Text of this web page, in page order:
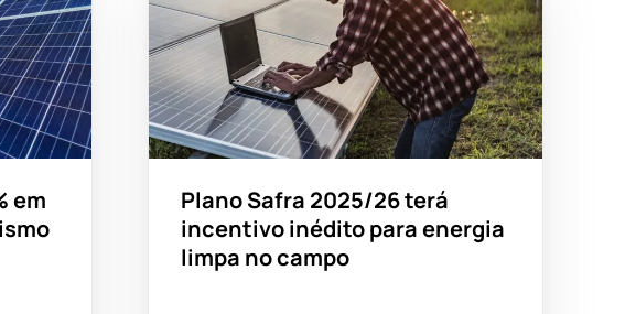
em
Plano Safra 2025/26 terá
incentivo inédito para energia
limpa no campo